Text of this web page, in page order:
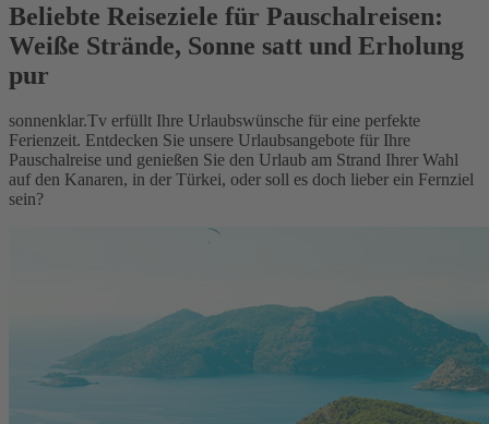
Beliebte Reiseziele für Pauschalreisen:
Weiße Strände, Sonne satt und Erholung
pur
sonnenklar.Tv erfüllt Ihre Urlaubswünsche für eine perfekte
Ferienzeit. Entdecken Sie unsere Urlaubsangebote für Ihre
Pauschalreise und genießen Sie den Urlaub am Strand Ihrer Wahl
auf den Kanaren, in der Türkei, oder soll es doch lieber ein Fernziel
sein?